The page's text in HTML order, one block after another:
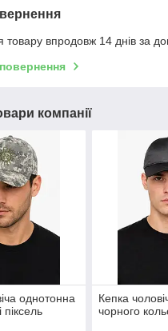
товару впродовж 14 днів за
компанії
однотонна
піксель
Кепка
чорного